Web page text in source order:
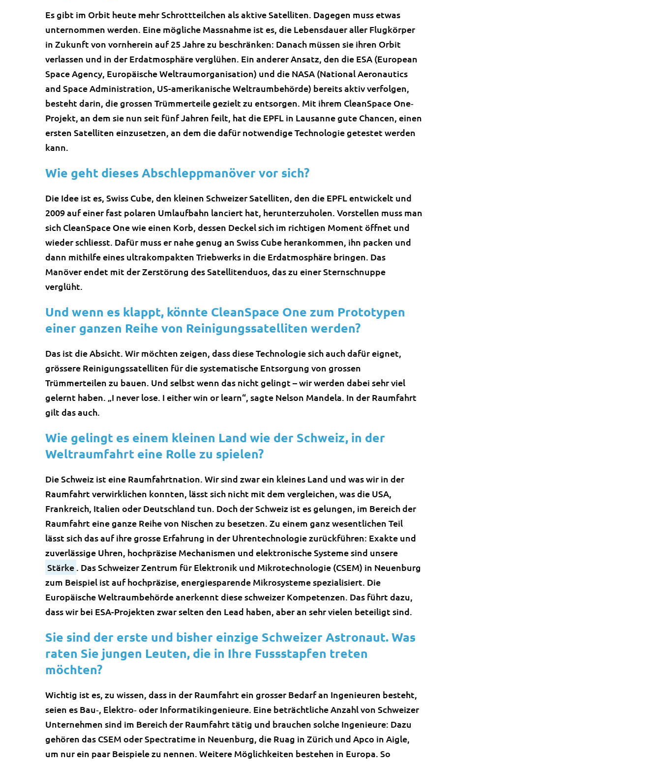
Es gibt im Orbit heute mehr Schrottteilchen als aktive Satelliten. Dagegen muss etwas
unternommen werden. Eine mögliche Massnahme ist es, die Lebensdauer aller Flugkörper
in Zukunft von vornherein auf 25 Jahre zu beschränken: Danach müssen sie ihren Orbit
verlassen und in der Erdatmosphäre verglühen. Ein anderer Ansatz, den die ESA (European
Space Agency, Europäische Weltraumorganisation) und die NASA (National Aeronautics
and Space Administration, US-amerikanische Weltraumbehörde) bereits aktiv verfolgen,
besteht darin, die grossen Trümmerteile gezielt zu entsorgen. Mit ihrem CleanSpace One‐
Projekt, an dem sie nun seit fünf Jahren feilt, hat die EPFL in Lausanne gute Chancen, einen
ersten Satelliten einzusetzen, an dem die dafür notwendige Technologie getestet werden
kann.
Wie geht dieses Abschleppmanöver vor sich?
Die Idee ist es, Swiss Cube, den kleinen Schweizer Satelliten, den die EPFL entwickelt und
2009 auf einer fast polaren Umlaufbahn lanciert hat, herunterzuholen. Vorstellen muss man
sich CleanSpace One wie einen Korb, dessen Deckel sich im richtigen Moment öffnet und
wieder schliesst. Dafür muss er nahe genug an Swiss Cube herankommen, ihn packen und
dann mithilfe eines ultrakompakten Triebwerks in die Erdatmosphäre bringen. Das
Manöver endet mit der Zerstörung des Satellitenduos, das zu einer Sternschnuppe
verglüht.
Und wenn es klappt, könnte CleanSpace One zum Prototypen
einer ganzen Reihe von Reinigungssatelliten werden?
Das ist die Absicht. Wir möchten zeigen, dass diese Technologie sich auch dafür eignet,
grössere Reinigungssatelliten für die systematische Entsorgung von grossen
Trümmerteilen zu bauen. Und selbst wenn das nicht gelingt – wir werden dabei sehr viel
gelernt haben. „I never lose. I either win or learn“, sagte Nelson Mandela. In der Raumfahrt
gilt das auch.
Wie gelingt es einem kleinen Land wie der Schweiz, in der
Weltraumfahrt eine Rolle zu spielen?
Die Schweiz ist eine Raumfahrtnation. Wir sind zwar ein kleines Land und was wir in der
Raumfahrt verwirklichen konnten, lässt sich nicht mit dem vergleichen, was die USA,
Frankreich, Italien oder Deutschland tun. Doch der Schweiz ist es gelungen, im Bereich der
Raumfahrt eine ganze Reihe von Nischen zu besetzen. Zu einem ganz wesentlichen Teil
lässt sich das auf ihre grosse Erfahrung in der Uhrentechnologie zurückführen: Exakte und
zuverlässige Uhren, hochpräzise Mechanismen und elektronische Systeme sind unsere
Stärke . Das Schweizer Zentrum für Elektronik und Mikrotechnologie (CSEM) in Neuenburg
zum Beispiel ist auf hochpräzise, energiesparende Mikrosysteme spezialisiert. Die
Europäische Weltraumbehörde anerkennt diese schweizer Kompetenzen. Das führt dazu,
dass wir bei ESA-Projekten zwar selten den Lead haben, aber an sehr vielen beteiligt sind.
Sie sind der erste und bisher einzige Schweizer Astronaut. Was
raten Sie jungen Leuten, die in Ihre Fussstapfen treten
möchten?
Wichtig ist es, zu wissen, dass in der Raumfahrt ein grosser Bedarf an Ingenieuren besteht,
seien es Bau‐, Elektro‐ oder Informatikingenieure. Eine beträchtliche Anzahl von Schweizer
Unternehmen sind im Bereich der Raumfahrt tätig und brauchen solche Ingenieure: Dazu
gehören das CSEM oder Spectratime in Neuenburg, die Ruag in Zürich und Apco in Aigle,
um nur ein paar Beispiele zu nennen. Weitere Möglichkeiten bestehen in Europa. So